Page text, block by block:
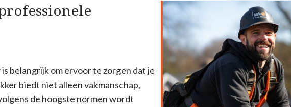
belangrijk om ervoor te zorgen dat je
biedt niet alleen vakmanschap,
de hoogste normen wordt